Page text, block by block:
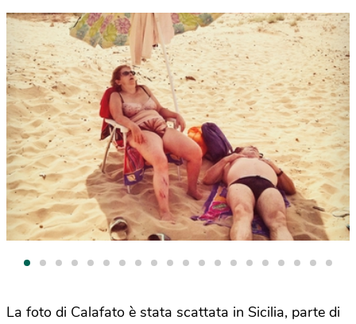
La foto di Calafato è stata scattata in Sicilia, parte di